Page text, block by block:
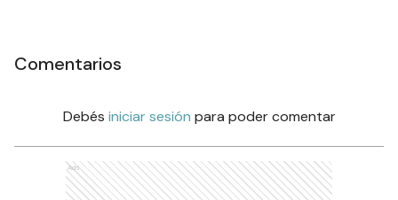
Comentarios
Debés iniciar sesión para poder comentar
Ads